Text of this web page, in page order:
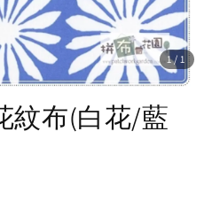
1/1
紋布(白花/藍